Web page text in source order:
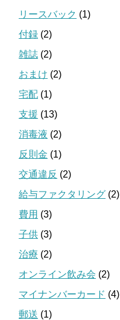
リースバック (1)
付録 (2)
雑誌 (2)
おまけ (2)
宅配 (1)
支援 (13)
消毒液 (2)
反則金 (1)
交通違反 (2)
給与ファクタリング (2)
費用 (3)
子供 (3)
治療 (2)
オンライン飲み会 (2)
マイナンバーカード (4)
郵送 (1)